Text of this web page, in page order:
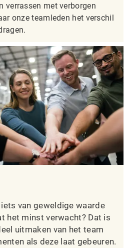
verrassen met verborgen
onze teamleden het verschil
van geweldige waarde
het minst verwacht? Dat is
uitmaken van het team
als deze laat gebeuren.